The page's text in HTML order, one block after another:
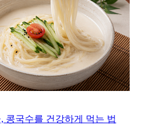
콩국수를 건강하게 먹는 법